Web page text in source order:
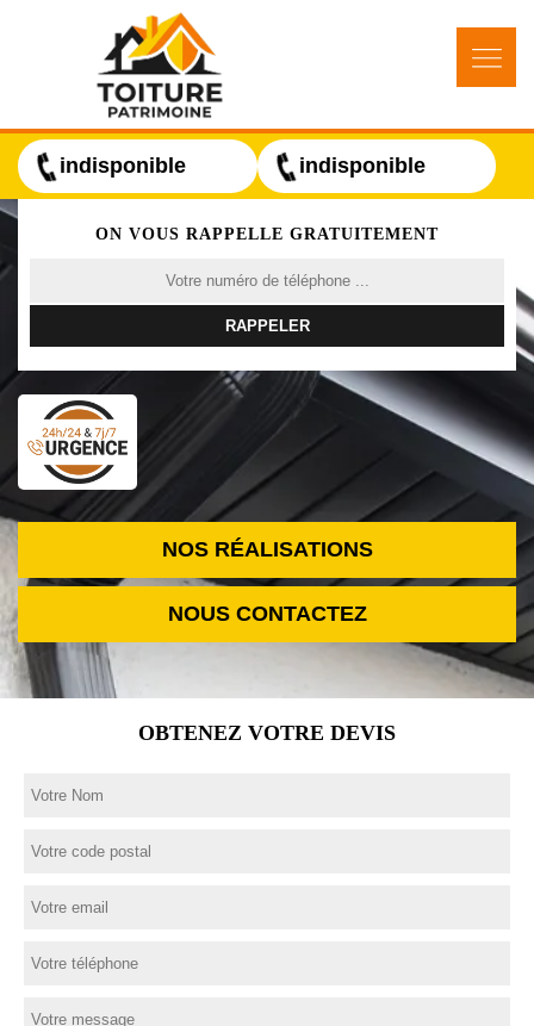
indisponible indisponible
ON VOUS RAPPELLE GRATUITEMENT
NOS RÉALISATIONS
NOUS CONTACTEZ
OBTENEZ VOTRE DEVIS